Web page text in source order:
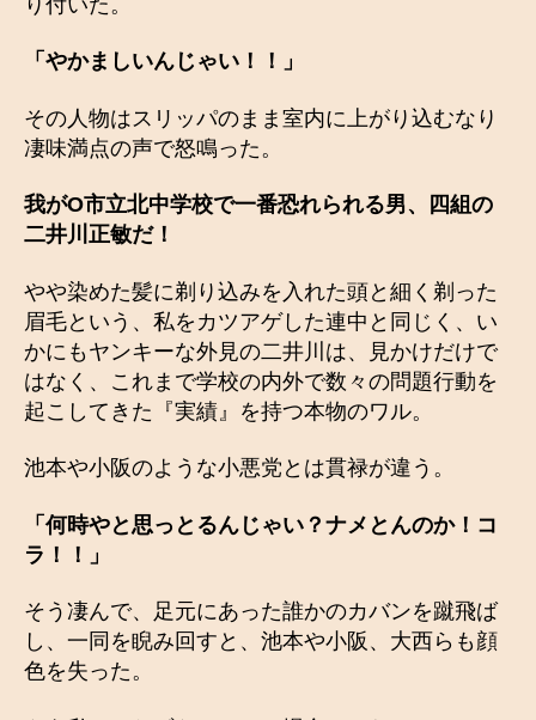
「やかましいんじゃい！！」
その人物はスリッパのまま室内に上がり込むなり
凄味満点の声で怒鳴った。
我がO市立北中学校で一番恐れられる男、四組の
二井川正敏だ！
やや染めた髪に剃り込みを入れた頭と細く剃った
眉毛という、私をカツアゲした連中と同じく、い
かにもヤンキーな外見の二井川は、見かけだけで
はなく、これまで学校の内外で数々の問題行動を
起こしてきた『実績』を持つ本物のワル。
池本や小阪のような小悪党とは貫禄が違う。
「何時やと思っとるんじゃい？ナメとんのか！コ
ラ！！」
そう凄んで、足元にあった誰かのカバンを蹴飛ば
し、一同を睨み回すと、池本や小阪、大西らも顔
色を失った。